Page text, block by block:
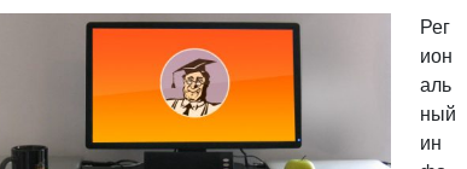
Рег
ион
аль
ный
ин